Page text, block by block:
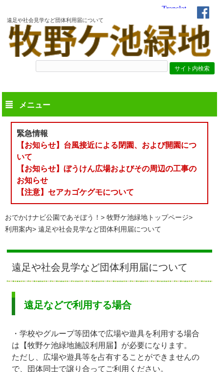
遠足や社会見学など団体利用届について
メニュー
緊急情報
【お知らせ】台風接近による閉園、および開園につ
いて
【お知らせ】ぼうけん広場およびその周辺の工事の
お知らせ
【注意】セアカゴケグモについて
おでかけナビ公園であそぼう！
牧野ケ池緑地トップページ
利用案内
遠足や社会見学など団体利用届について
遠足や社会見学など団体利用届について
遠足などで利用する場合
・学校やグループ等団体で広場や遊具を利用する場合
は【牧野ケ池緑地施設利用届】が必要になります。
ただし、広場や遊具等を占有することができませんの
で、団体同士で譲り合ってご利用ください。